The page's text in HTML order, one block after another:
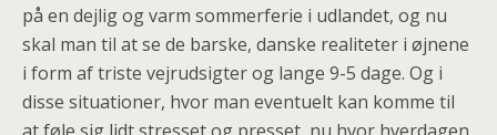
på en dejlig og varm sommerferie i udlandet, og nu
skal man til at se de barske, danske realiteter i øjnene
i form af triste vejrudsigter og lange 9-5 dage. Og i
disse situationer, hvor man eventuelt kan komme til